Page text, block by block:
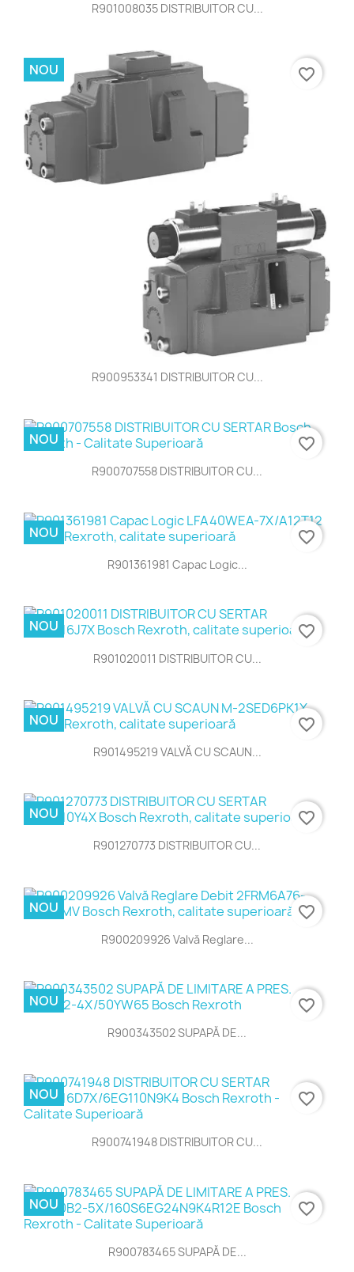
R901008035 DISTRIBUITOR CU...
R900953341 DISTRIBUITOR CU...
NOU favorite_border
R900707558 DISTRIBUITOR CU...
NOU favorite_border
R901361981 Capac Logic...
NOU favorite_border
R901020011 DISTRIBUITOR CU...
NOU favorite_border
R901495219 VALVĂ CU SCAUN...
NOU favorite_border
R901270773 DISTRIBUITOR CU...
NOU favorite_border
R900209926 Valvă Reglare...
NOU favorite_border
R900343502 SUPAPĂ DE...
NOU favorite_border
R900741948 DISTRIBUITOR CU...
NOU favorite_border
R900783465 SUPAPĂ DE...
NOU favorite_border